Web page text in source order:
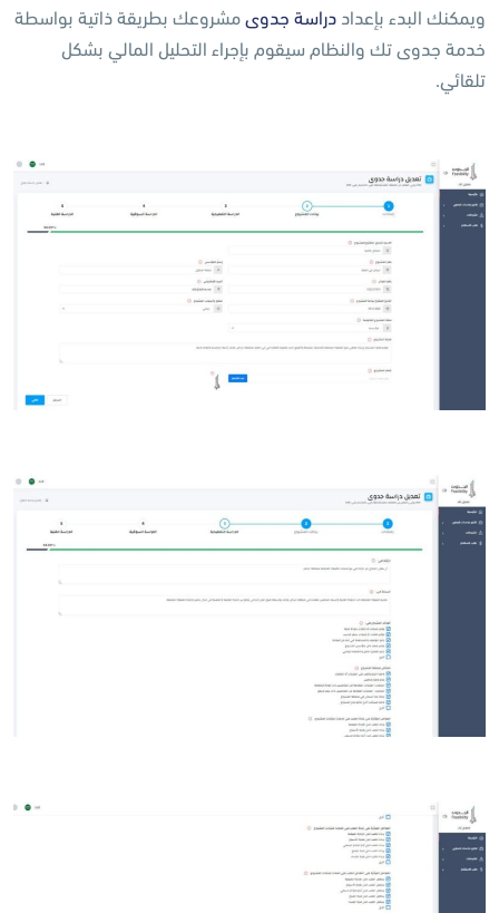
ويمكنك البدء بإعداد دراسة جدوىمشروعك بطريقة ذاتية بواسطة
خدمة جدوى تك والنظام سيقوم بإجراء التحليل المالي بشكل
تلقائي.